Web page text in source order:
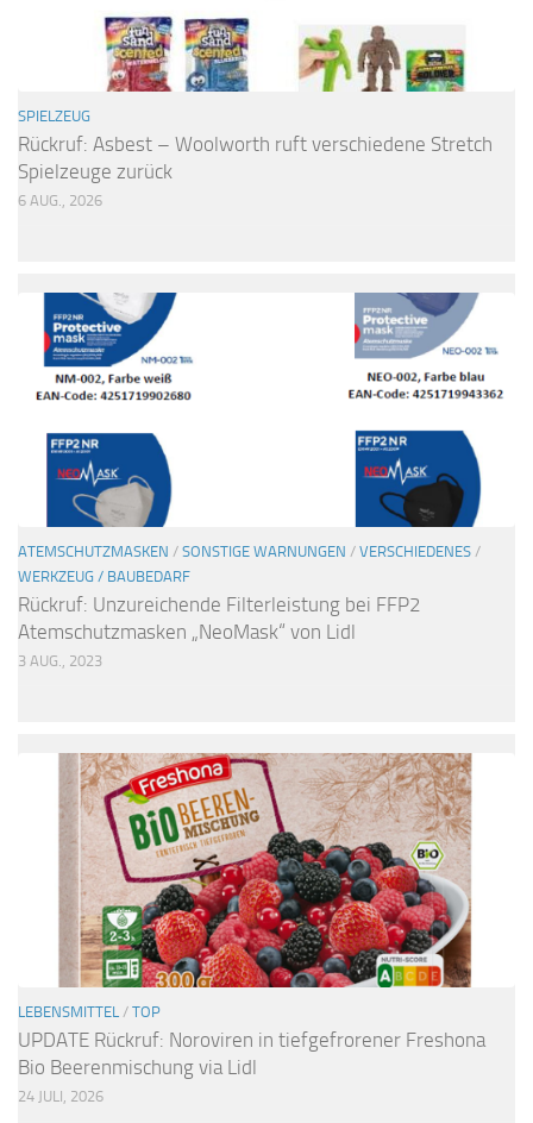
SPIELZEUG
Rückruf: Asbest – Woolworth ruft verschiedene Stretch
Spielzeuge zurück
6 AUG., 2026
ATEMSCHUTZMASKEN / SONSTIGE WARNUNGEN / VERSCHIEDENES /
WERKZEUG / BAUBEDARF
Rückruf: Unzureichende Filterleistung bei FFP2
Atemschutzmasken „NeoMask“ von Lidl
3 AUG., 2023
LEBENSMITTEL / TOP
UPDATE Rückruf: Noroviren in tiefgefrorener Freshona
Bio Beerenmischung via Lidl
24 JULI, 2026